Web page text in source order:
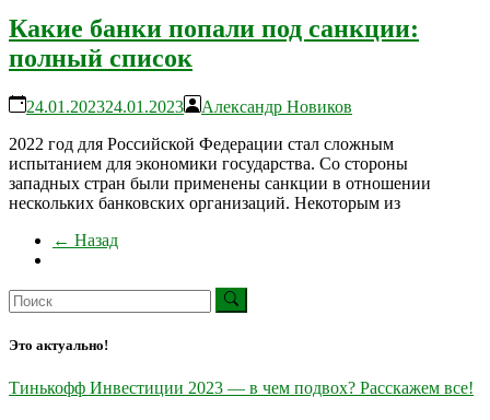
Какие банки попали под санкции:
полный список
24.01.202324.01.2023
Александр Новиков
2022 год для Российской Федерации стал сложным
испытанием для экономики государства. Со стороны
западных стран были применены санкции в отношении
нескольких банковских организаций. Некоторым из
← Назад
Это актуально!
Тинькофф Инвестиции 2023 — в чем подвох? Расскажем все!